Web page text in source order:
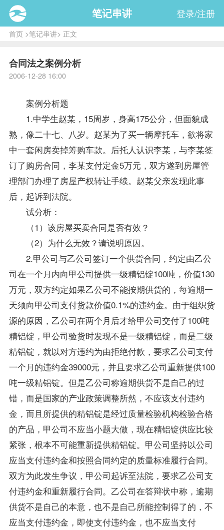
笔记串讲 登录/注册
首页>笔记串讲> 正文
合同法之案例分析
2006-12-28 16:00
案例分析题
1.中学生赵某，15周岁，身高175公分，但面貌成
熟，像二十七、八岁。赵某为了买一辆摩托车，欲将家
中一套闲房卖掉筹购车款。后托人认识李某，与李某签
订了购房合同，李某支付定金5万元，双方遂到房屋管
理部门办理了房屋产权转让手续。赵某父亲发现此事
后，起诉到法院。
试分析：
（1）该房屋买卖合同是否有效？
（2）为什么无效？请说明原因。
2.甲公司与乙公司签订一个供货合同，约定由乙公
司在一个月内向甲公司提供一级精铝锭100吨，价值130
万元，双方约定如果乙公司不能按期供货的，每逾期一
天须向甲公司支付货款价值0.1%的违约金。由于组织货
源的原因，乙公司在两个月后才给甲公司交付了100吨
精铝锭，甲公司验货时发现不是一级精铝锭，而是二级
精铝锭，就以对方违约为由拒绝付款，要求乙公司支付
一个月的违约金39000元，并且要求乙公司重新提供100
吨一级精铝锭。但是乙公司称逾期供货不是自己的过
错，而是国家的产业政策调整所然，不应该支付违约
金，而且所提供的精铝锭是经过质量检验机构检验合格
的产品，甲公司不应当小题大做，现在精铝锭供应比较
紧张，根本不可能重新提供精铝锭。甲公司坚持以公司
应当支付违约金和按照合同约定的质量标准履行合同。
双方为此发生争议，甲公司起诉至法院，要求乙公司支
付违约金和重新履行合同。乙公司在答辩状中称，逾期
供货不是自己的本意，也不是自己所能控制得了的，不
应当支付违约金，即使支付违约金，也不应当支付